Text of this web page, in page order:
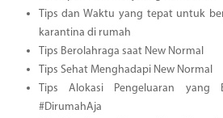
Tips dan Waktu yang tepat untuk
karantina di rumah
Tips Berolahraga saat New Normal
Tips Sehat Menghadapi New Normal
Tips Alokasi Pengeluaran yang
#DirumahAja